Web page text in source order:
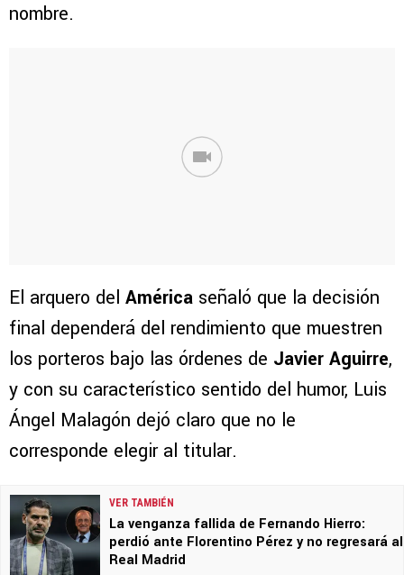
nombre.
El arquero del América señaló que la decisión
final dependerá del rendimiento que muestren
los porteros bajo las órdenes de Javier Aguirre,
y con su característico sentido del humor, Luis
Ángel Malagón dejó claro que no le
corresponde elegir al titular.
VER TAMBIÉN
La venganza fallida de Fernando Hierro:
perdió ante Florentino Pérez y no regresará al
Real Madrid